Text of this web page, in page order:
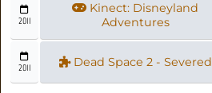
2011
Kinect: Disneyland
Adventures
2011 Dead Space 2 - Severed